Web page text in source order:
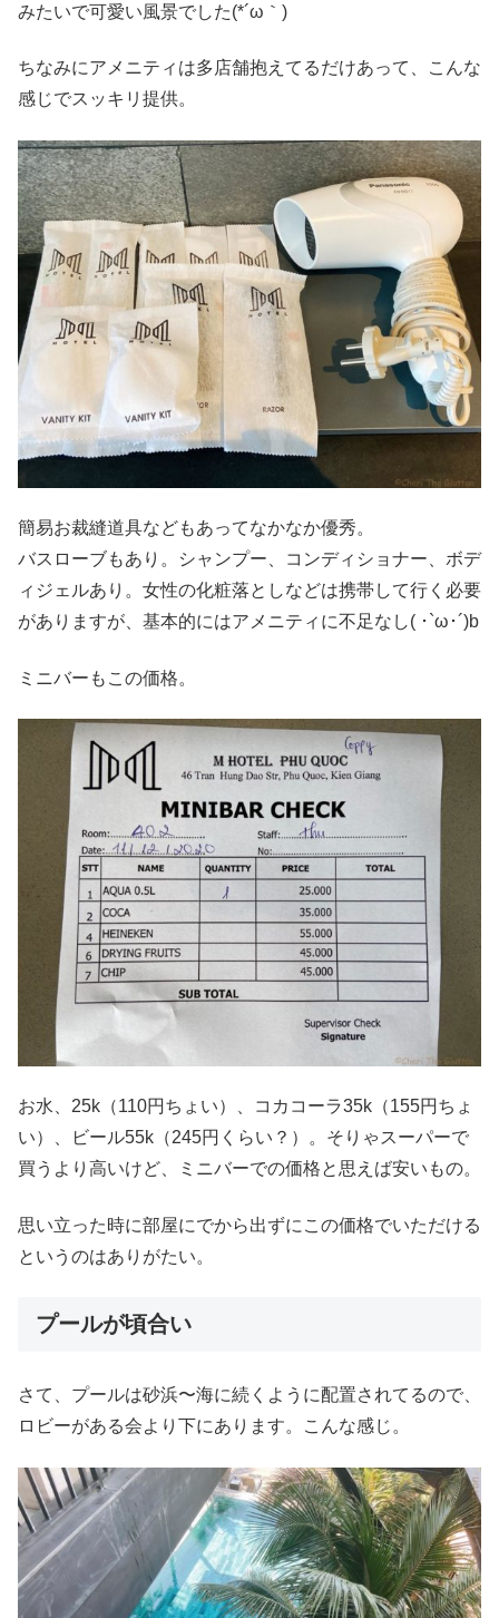
みたいで可愛い風景でした(*´ω｀)
ちなみにアメニティは多店舗抱えてるだけあって、こんな
感じでスッキリ提供。
簡易お裁縫道具などもあってなかなか優秀。
バスローブもあり。シャンプー、コンディショナー、ボデ
ィジェルあり。女性の化粧落としなどは携帯して行く必要
がありますが、基本的にはアメニティに不足なし( ･`ω･´)b
ミニバーもこの価格。
お水、25k（110円ちょい）、コカコーラ35k（155円ちょ
い）、ビール55k（245円くらい？）。そりゃスーパーで
買うより高いけど、ミニバーでの価格と思えば安いもの。
思い立った時に部屋にでから出ずにこの価格でいただける
というのはありがたい。
プールが頃合い
さて、プールは砂浜〜海に続くように配置されてるので、
ロビーがある会より下にあります。こんな感じ。